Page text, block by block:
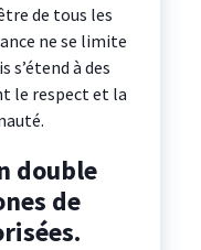
de tous les
ne se limite
s’étend à des
le respect et la
double
de